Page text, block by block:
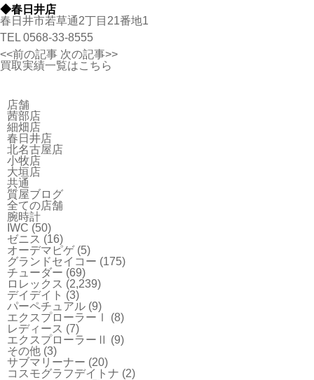
◆春日井店
春日井市若草通2丁目21番地1
TEL 0568-33-8555
<<前の記事 次の記事>>
買取実績一覧はこちら
店舗
茜部店
細畑店
春日井店
北名古屋店
小牧店
大垣店
共通
質屋ブログ
全ての店舗
腕時計
IWC (50)
ゼニス (16)
オーデマピゲ(5)
グランドセイコー (175)
チューダー (69)
ロレックス (2,239)
デイデイト (3)
パーペチュアル (9)
エクスプローラーⅠ
(8)
レディース (7)
エクスプローラーⅡ (9)
その他 (3)
サブマリーナー (20)
コスモグラフデイトナ (2)